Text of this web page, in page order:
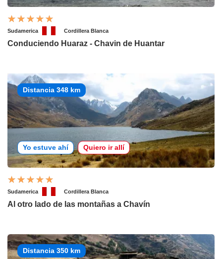
Sudamerica Cordillera Blanca
Conduciendo Huaraz - Chavin de Huantar
Distancia 348 km
Yo estuve ahí Quiero ir allí
Sudamerica Cordillera Blanca
Al otro lado de las montañas a Chavín
Distancia 350 km